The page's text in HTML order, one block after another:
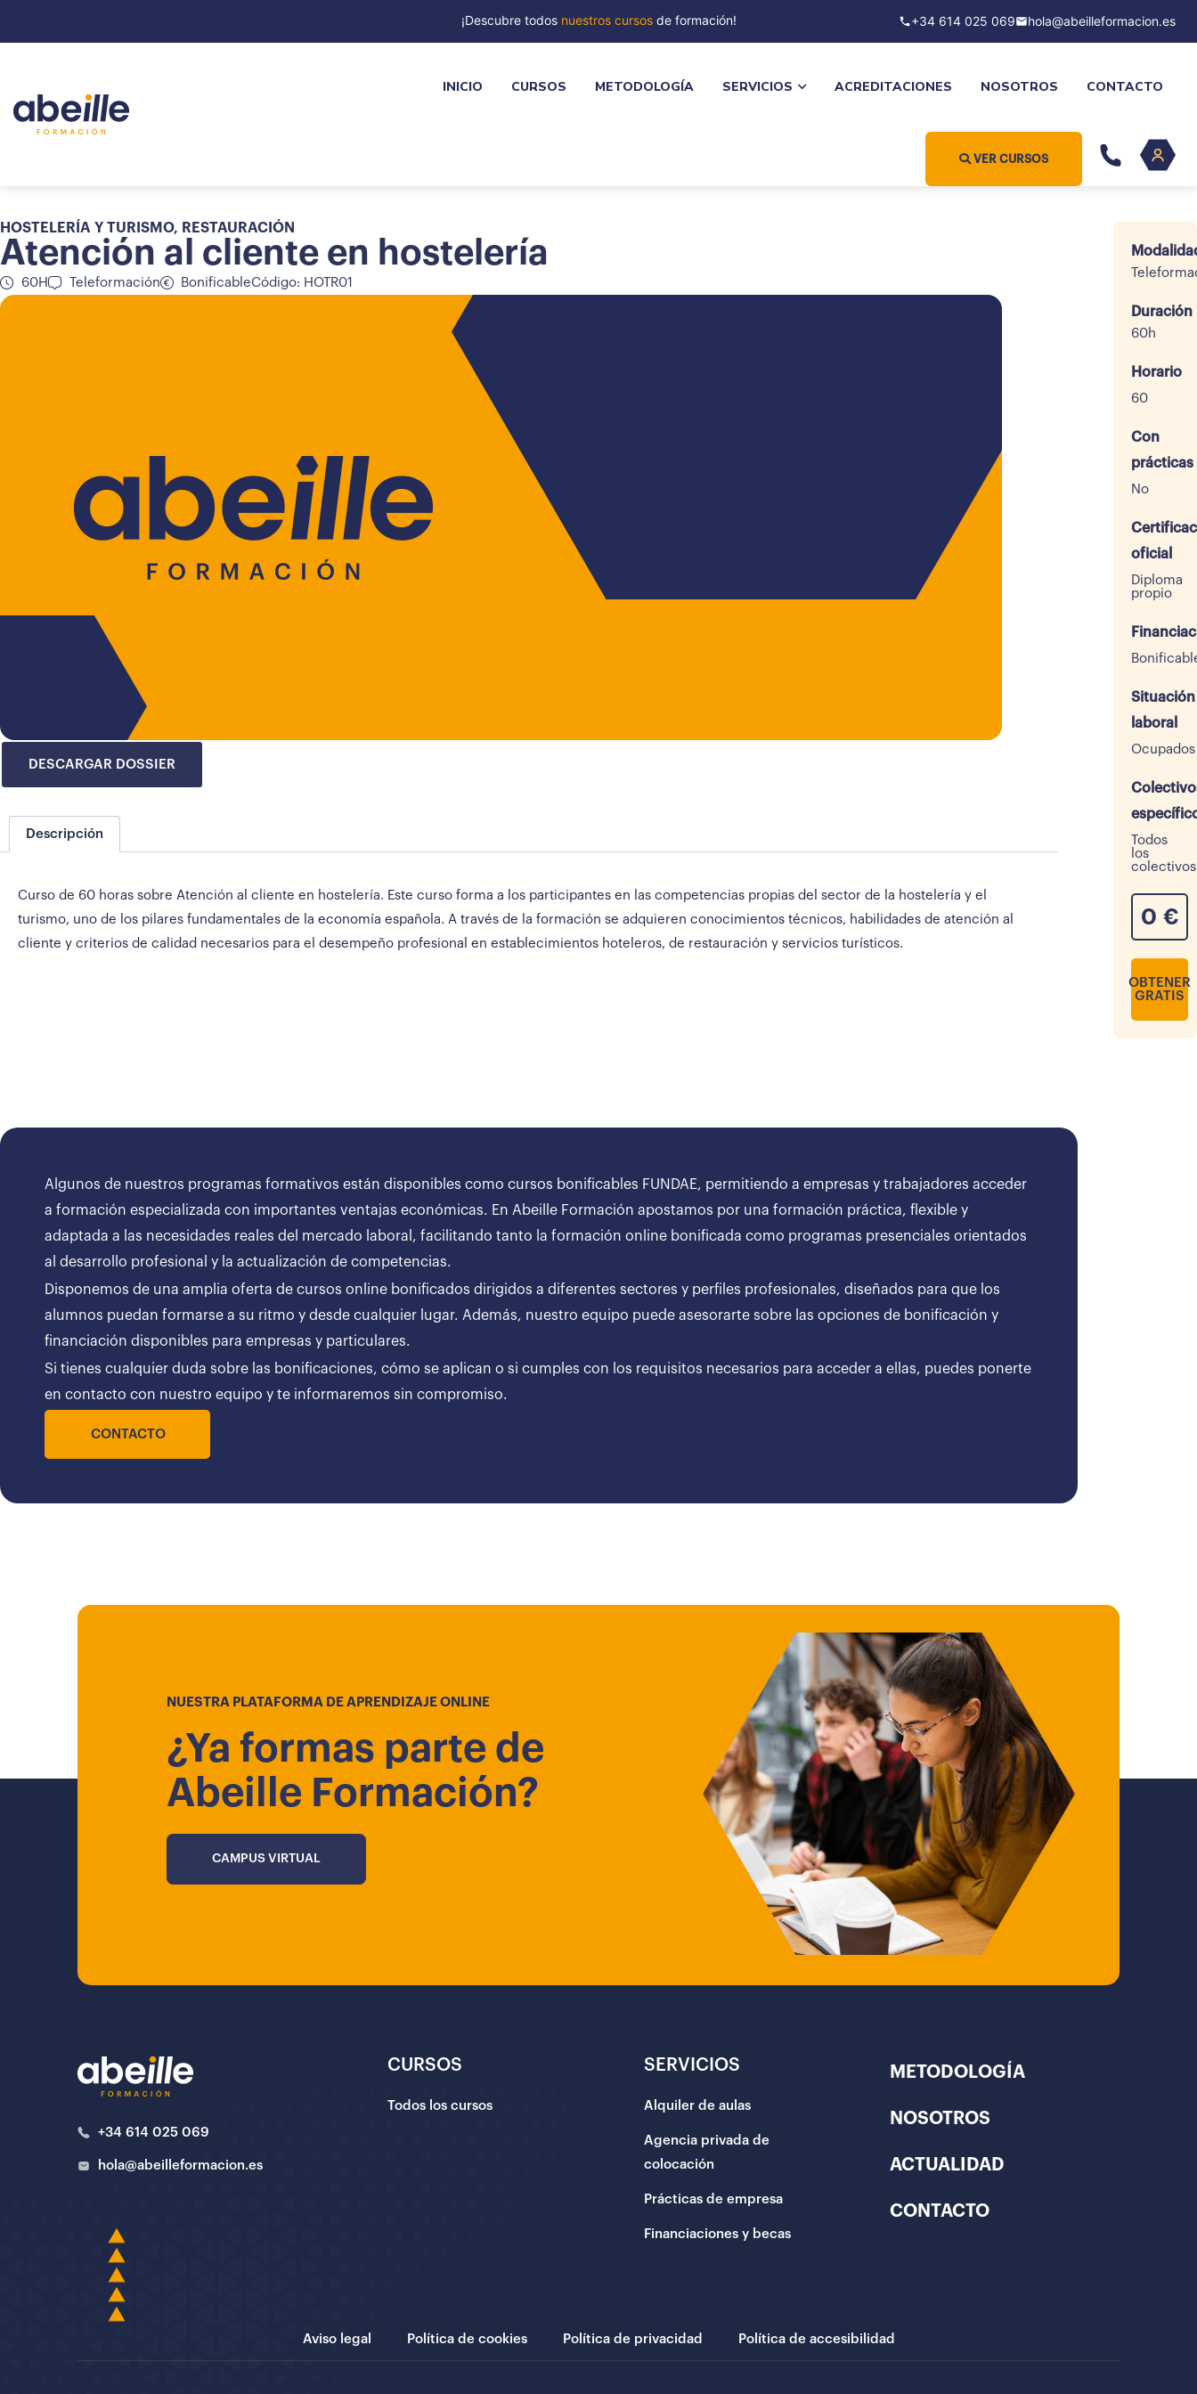
¡Descubre todos nuestros cursosde formación! +34 614 025 069 hola@abeilleformacion.es
INICIO CURSOS METODOLOGÍA SERVICIOS ACREDITACIONES NOSOTROS CONTACTO
VER CURSOS
HOSTELERÍA Y TURISMO, RESTAURACIÓN
Atención al cliente en hostelería
60H Teleformación BonificableCódigo: HOTR01
DESCARGAR DOSSIER
Descripción
Curso de 60 horas sobre Atención al cliente en hostelería. Este curso forma a los participantes en las competencias propias del sector de la hostelería y el
turismo, uno de los pilares fundamentales de la economía española. A través de la formación se adquieren conocimientos técnicos, habilidades de atención al
cliente y criterios de calidad necesarios para el desempeño profesional en establecimientos hoteleros, de restauración y servicios turísticos.
Duración
60h
Horario
60
Con
prácticas
No
oficial
Diploma
propio
Situación
laboral
Ocupados
Todos
los
colectivos
0 €
OBTENER
GRATIS
Algunos de nuestros programas formativos están disponibles como cursos bonificables FUNDAE, permitiendo a empresas y trabajadores acceder
a formación especializada con importantes ventajas económicas. En Abeille Formación apostamos por una formación práctica, flexible y
adaptada a las necesidades reales del mercado laboral, facilitando tanto la formación online bonificada como programas presenciales orientados
al desarrollo profesional y la actualización de competencias.
Disponemos de una amplia oferta de cursos online bonificados dirigidos a diferentes sectores y perfiles profesionales, diseñados para que los
alumnos puedan formarse a su ritmo y desde cualquier lugar. Además, nuestro equipo puede asesorarte sobre las opciones de bonificación y
financiación disponibles para empresas y particulares.
Si tienes cualquier duda sobre las bonificaciones, cómo se aplican o si cumples con los requisitos necesarios para acceder a ellas, puedes ponerte
en contacto con nuestro equipo y te informaremos sin compromiso.
CONTACTO
NUESTRA PLATAFORMA DE APRENDIZAJE ONLINE
¿Ya formas parte de
Abeille Formación?
CAMPUS VIRTUAL
+34 614 025 069
hola@abeilleformacion.es
CURSOS
Todos los cursos
SERVICIOS
Alquiler de aulas
Agencia privada de
colocación
Prácticas de empresa
Financiaciones y becas
METODOLOGÍA
NOSOTROS
ACTUALIDAD
CONTACTO
Aviso legal Política de cookies Política de privacidad Política de accesibilidad